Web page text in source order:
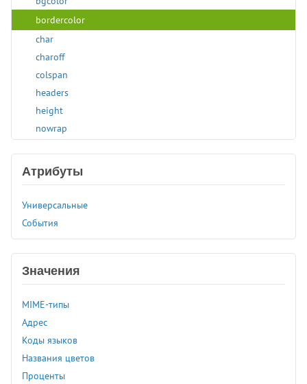
bordercolor
char
charoff
colspan
headers
height
nowrap
valign
<template>
<tfoot>
<th>
<thead>
<time>
<title>
<tr>
<track>
<tt>
Атрибуты
Универсальные
События
Значения
MIME-типы
Адрес
Коды языков
Названия цветов
Проценты